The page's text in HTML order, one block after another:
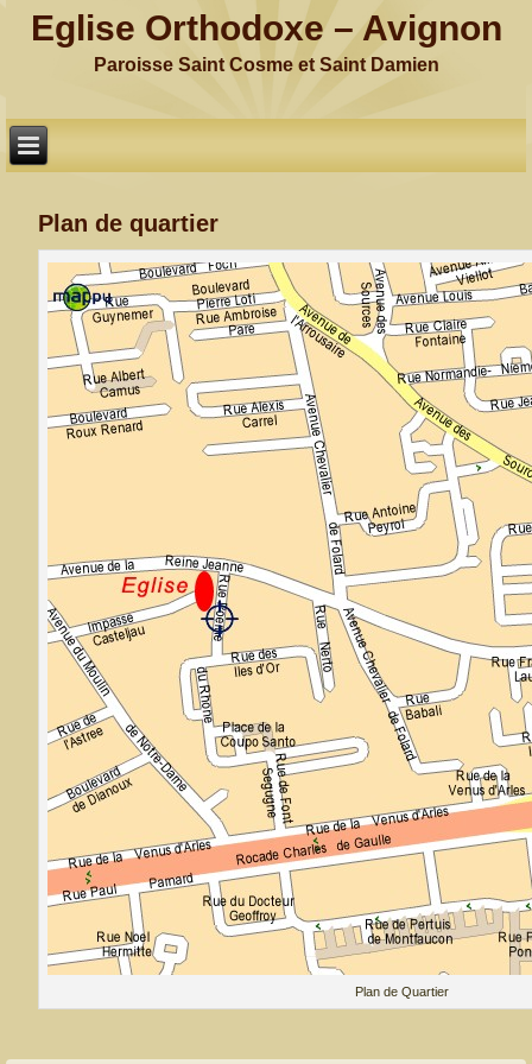
Eglise Orthodoxe – Avignon
Paroisse Saint Cosme et Saint Damien
Plan de quartier
Plan de Quartier